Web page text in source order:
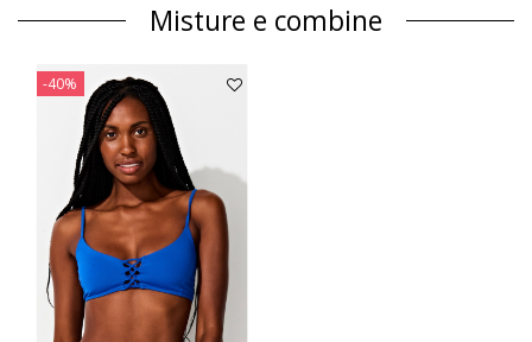
Misture e combine
-40%